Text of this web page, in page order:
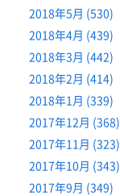
2018年5月 (530)
2018年4月 (439)
2018年3月 (442)
2018年2月 (414)
2018年1月 (339)
2017年12月 (368)
2017年11月 (323)
2017年10月 (343)
2017年9月 (349)